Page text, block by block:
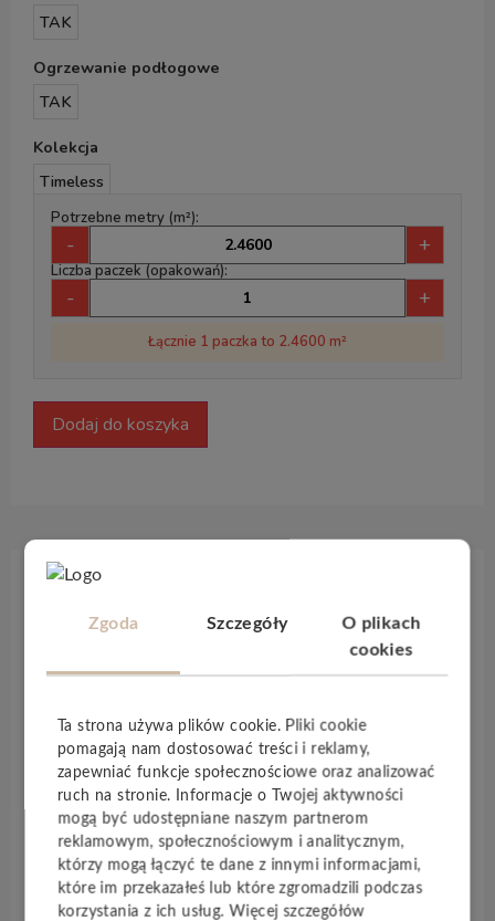
TAK
Ogrzewanie podłogowe
TAK
Kolekcja
Timeless
Potrzebne metry (m²):
- +
Liczba paczek (opakowań):
- +
Łącznie 1 paczka to 2.4600 m²
Dodaj do koszyka
każdego pokolenia. Podłogi są neutralne pod
względem emisji CO2, wolne od PCW i
plastyfikatorów oraz wykonane ztrwałych,
naturalnychsurowców. Solidna powierzchnia jest
odporna na zarysowania i uszkodzenia, które mogą
się pojawić podczas codziennego
użytkowania. Kolekcja Timeless
jest stabilna
termicznie, odporna na światło, a dzięki
Zgoda Szczegóły
O plikach
cookies
Ta strona używa plików cookie. Pliki cookie
pomagają nam dostosować treści i reklamy,
zapewniać funkcje społecznościowe oraz analizować
ruch na stronie. Informacje o Twojej aktywności
mogą być udostępniane naszym partnerom
reklamowym, społecznościowym i analitycznym,
którzy mogą łączyć te dane z innymi informacjami,
które im przekazałeś lub które zgromadzili podczas
korzystania z ich usług. Więcej szczegółów